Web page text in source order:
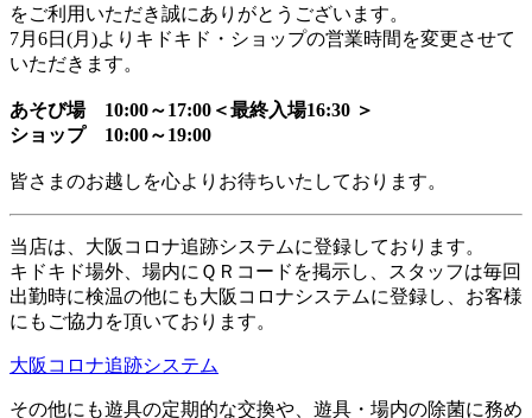
をご利用いただき誠にありがとうございます。
7月6日(月)よりキドキド・ショップの営業時間を変更させて
いただきます。
あそび場 10:00～17:00＜最終入場16:30 ＞
ショップ 10:00～19:00
皆さまのお越しを心よりお待ちいたしております。
当店は、大阪コロナ追跡システムに登録しております。
キドキド場外、場内にＱＲコードを掲示し、スタッフは毎回
出勤時に検温の他にも大阪コロナシステムに登録し、お客様
にもご協力を頂いております。
大阪コロナ追跡システム
その他にも遊具の定期的な交換や、遊具・場内の除菌に務め